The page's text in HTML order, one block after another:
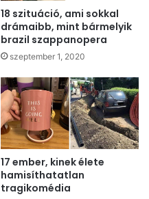
18 szituáció, ami sokkal
drámaibb, mint bármelyik
brazil szappanopera
szeptember 1, 2020
17 ember, kinek élete
hamisíthatatlan
tragikomédia